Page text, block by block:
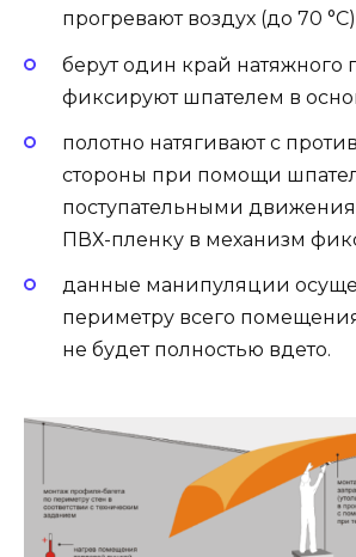
прогревают воздух (до 70
берут один край натяжного
фиксируют шпателем в
полотно натягивают с
стороны при помощи
поступательными
ПВХ-пленку в механизм
данные манипуляции
периметру всего
не будет полностью вдето.